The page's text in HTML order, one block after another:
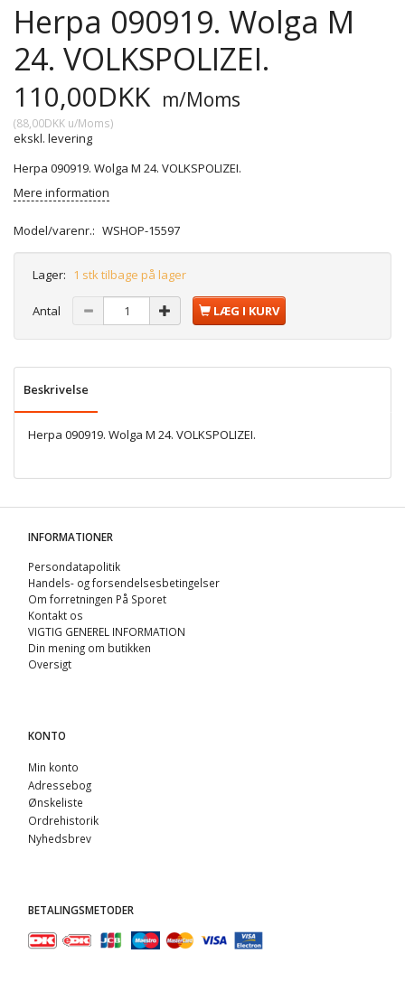
Herpa 090919. Wolga M
24. VOLKSPOLIZEI.
110,00DKK m/Moms
(88,00DKK u/Moms)
ekskl. levering
Herpa 090919. Wolga M 24. VOLKSPOLIZEI.
Mere information
Model/varenr.: WSHOP-15597
Lager: 1 stk tilbage på lager
Antal LÆG I KURV
Beskrivelse
Herpa 090919. Wolga M 24. VOLKSPOLIZEI.
INFORMATIONER
Persondatapolitik
Handels- og forsendelsesbetingelser
Om forretningen På Sporet
Kontakt os
VIGTIG GENEREL INFORMATION
Din mening om butikken
Oversigt
KONTO
Min konto
Adressebog
Ønskeliste
Ordrehistorik
Nyhedsbrev
BETALINGSMETODER